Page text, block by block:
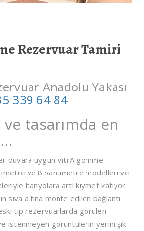
Rezervuar Tamiri
Anadolu Yakası
339 64 84
tasarımda en
duvara uygun VitrA gömme
ve 8 santimetre modelleri ve
banyolara artı kıymet katıyor.
sıva altına monte edilen bağlantı
eski tip rezervuarlarda görülen
istenmeyen görüntülerin yerini şık